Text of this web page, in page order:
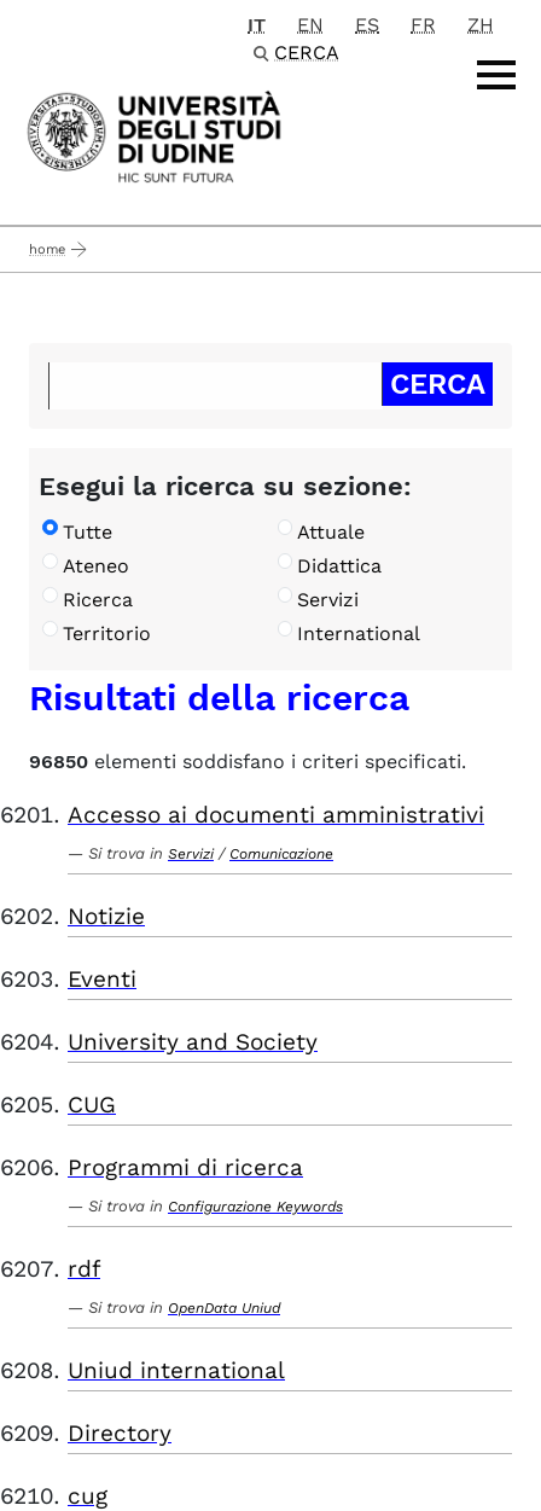
Passa al contenuto principale
IT EN ES FR
ZH
CERCA
home
Esegui la ricerca su sezione:
Tutte
Attuale
Ateneo
Didattica
Ricerca
Servizi
Territorio
International
Risultati della ricerca
96850 elementi soddisfano i criteri specificati.
Accesso ai documenti amministrativi
Si trova in Servizi / Comunicazione
Notizie
Eventi
University and Society
CUG
Programmi di ricerca
Si trova in Configurazione Keywords
rdf
Si trova in OpenData Uniud
Uniud international
Directory
cug